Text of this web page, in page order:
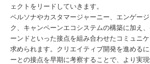
ェクトをリードしていきます。
ペルソナやカスタマージャーニー、エンゲー
ク、キャンペーンエコシステムの構築に加え
ーンドといった接点を組み合わせたコミュニ
求められます。クリエイティブ開発を進める
ーとの接点を早期に考察することで、より実